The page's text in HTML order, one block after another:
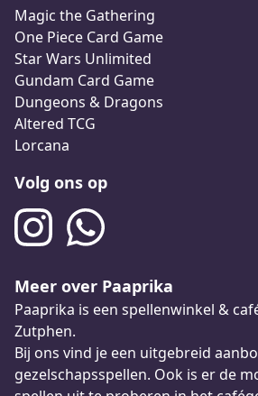
Magic the Gathering
One Piece Card Game
Star Wars Unlimited
Gundam Card Game
Dungeons & Dragons
Altered TCG
Lorcana
Volg ons op
Meer over Paaprika
Paaprika is een spellenwinkel &
Zutphen.
Bij ons vind je een uitgebreid
gezelschapsspellen. Ook is er de